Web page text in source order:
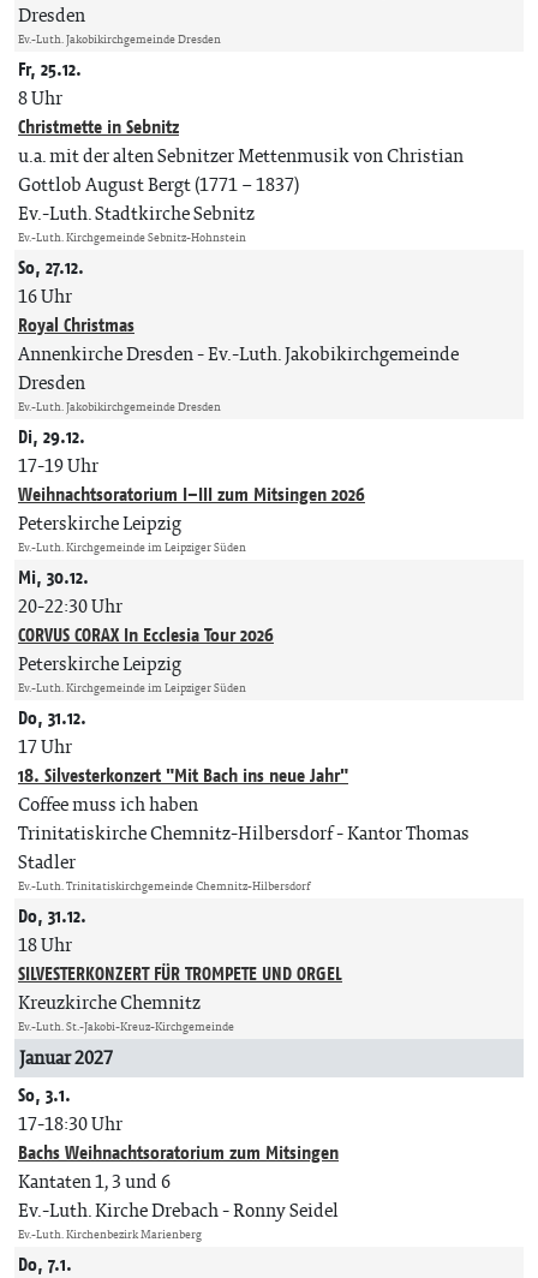
Dresden
Ev.-Luth. Jakobikirchgemeinde Dresden
Fr, 25.12.
8 Uhr
Christmette in Sebnitz
u.a. mit der alten Sebnitzer Mettenmusik von Christian
Gottlob August Bergt (1771 – 1837)
Ev.-Luth. Stadtkirche Sebnitz
Ev.-Luth. Kirchgemeinde Sebnitz-Hohnstein
So, 27.12.
16 Uhr
Royal Christmas
Annenkirche Dresden Ev.-Luth. Jakobikirchgemeinde
Dresden
Ev.-Luth. Jakobikirchgemeinde Dresden
Di, 29.12.
17-19 Uhr
Weihnachtsoratorium I–III zum Mitsingen 2026
Peterskirche Leipzig
Ev.-Luth. Kirchgemeinde im Leipziger Süden
Mi, 30.12.
20-22:30 Uhr
CORVUS CORAX In Ecclesia Tour 2026
Peterskirche Leipzig
Ev.-Luth. Kirchgemeinde im Leipziger Süden
Do, 31.12.
17 Uhr
18. Silvesterkonzert "Mit Bach ins neue Jahr"
Coffee muss ich haben
Trinitatiskirche Chemnitz-Hilbersdorf Kantor Thomas
Stadler
Ev.-Luth. Trinitatiskirchgemeinde Chemnitz-Hilbersdorf
Do, 31.12.
18 Uhr
SILVESTERKONZERT FÜR TROMPETE UND ORGEL
Kreuzkirche Chemnitz
Ev.-Luth. St.-Jakobi-Kreuz-Kirchgemeinde
Januar 2027
So, 3.1.
17-18:30 Uhr
Bachs Weihnachtsoratorium zum Mitsingen
Kantaten 1, 3 und 6
Ev.-Luth. Kirche Drebach Ronny Seidel
Ev.-Luth. Kirchenbezirk Marienberg
Do, 7.1.